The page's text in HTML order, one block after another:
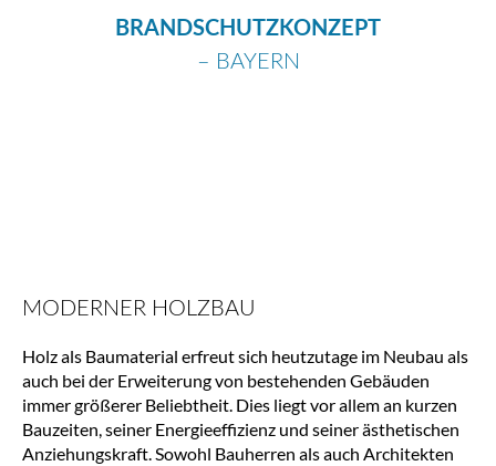
BRANDSCHUTZKONZEPT
– BAYERN
MODERNER HOLZBAU
Holz als Baumaterial erfreut sich heutzutage im Neubau als
auch bei der Erweiterung von bestehenden Gebäuden
immer größerer Beliebtheit. Dies liegt vor allem an kurzen
Bauzeiten, seiner Energieeffizienz und seiner ästhetischen
Anziehungskraft. Sowohl Bauherren als auch Architekten